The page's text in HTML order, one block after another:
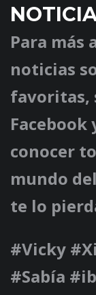
Para más
noticias
favoritas,
conocer
mundo
te lo
#Vicky
#Sabía